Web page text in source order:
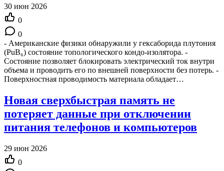
30 июн 2026
0
0
- Американские физики обнаружили у гексаборида плутония
(PuB₆) состояние топологического кондо-изолятора. -
Состояние позволяет блокировать электрический ток внутри
объема и проводить его по внешней поверхности без потерь. -
Поверхностная проводимость материала обладает…
Новая сверхбыстрая память не
потеряет данные при отключении
питания телефонов и компьютеров
29 июн 2026
0